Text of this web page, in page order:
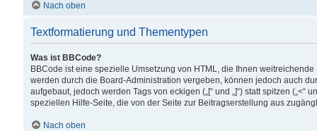
Nach oben
Textformatierung und Thementypen
Was ist BBCode?
BBCode ist eine spezielle Umsetzung von HTML, die Ihnen
werden durch die Board-Administration vergeben, können jedoch auch
aufgebaut, jedoch werden Tags von eckigen („[“ und „]“) statt spitzen
speziellen Hilfe-Seite, die von der Seite zur Beitragserstellung aus
Nach oben